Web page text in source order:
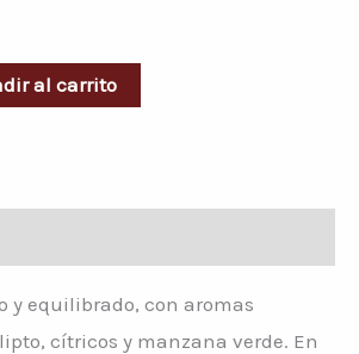
al carrito
y equilibrado, con aromas
cítricos y manzana verde. En